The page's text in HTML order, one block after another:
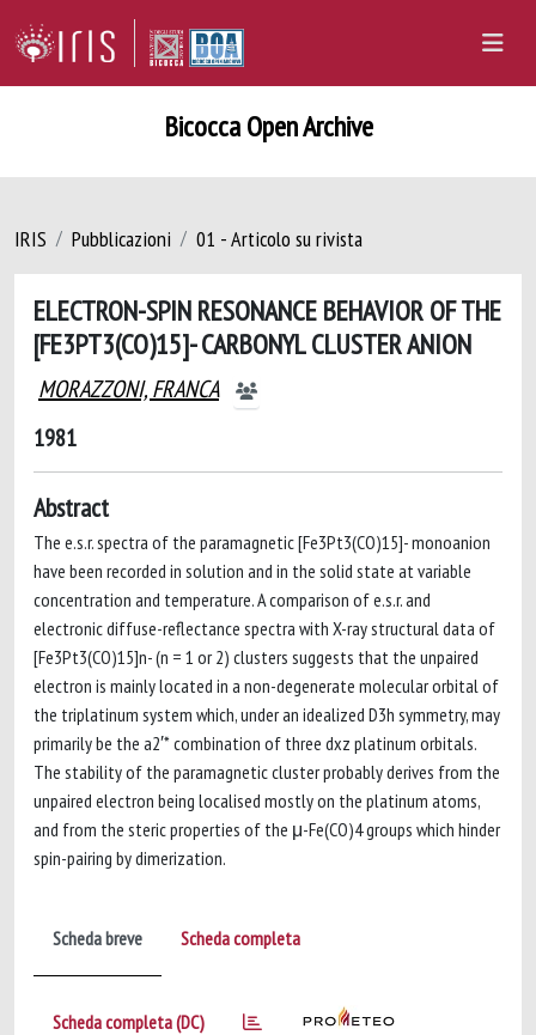
Bicocca Open Archive
IRIS Pubblicazioni 01 - Articolo su rivista
ELECTRON-SPIN RESONANCE BEHAVIOR OF THE
[FE3PT3(CO)15]- CARBONYL CLUSTER ANION
MORAZZONI, FRANCA
1981
Abstract
The e.s.r. spectra of the paramagnetic [Fe3Pt3(CO)15]- monoanion
have been recorded in solution and in the solid state at variable
concentration and temperature. A comparison of e.s.r. and
electronic diffuse-reflectance spectra with X-ray structural data of
[Fe3Pt3(CO)15]n- (n = 1 or 2) clusters suggests that the unpaired
electron is mainly located in a non-degenerate molecular orbital of
the triplatinum system which, under an idealized D3h symmetry, may
primarily be the a2′* combination of three dxz platinum orbitals.
The stability of the paramagnetic cluster probably derives from the
unpaired electron being localised mostly on the platinum atoms,
and from the steric properties of the μ-Fe(CO)4 groups which hinder
spin-pairing by dimerization.
Scheda breve Scheda completa
Scheda completa (DC)